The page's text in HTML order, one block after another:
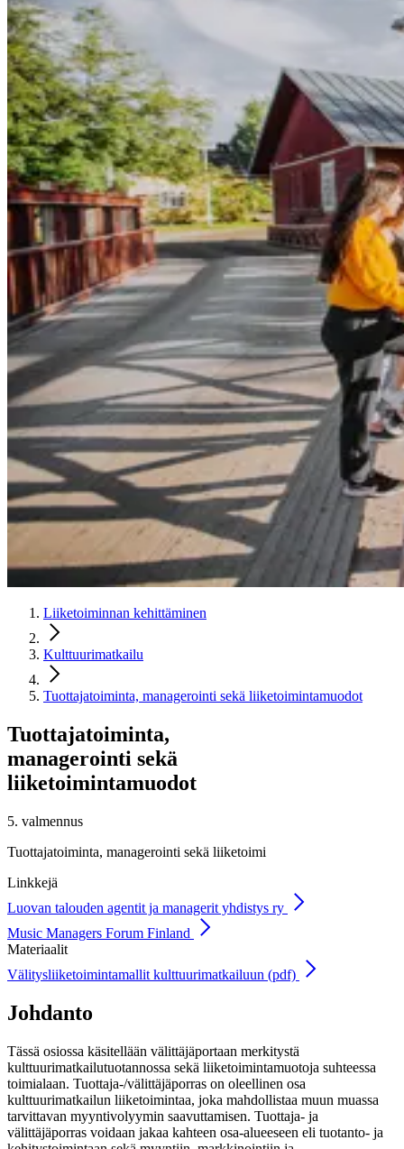
Liiketoiminnan kehittäminen
Kulttuurimatkailu
Tuottajatoiminta, managerointi sekä liiketoimintamuodot
Tuottajatoiminta,
managerointi sekä
liiketoimintamuodot
5. valmennus
Tuottajatoiminta, managerointi sekä liiketoimi
Linkkejä
Luovan talouden agentit ja managerit yhdistys ry
Music Managers Forum Finland
Materiaalit
Välitysliiketoimintamallit kulttuurimatkailuun (pdf)
Johdanto
Tässä osiossa käsitellään välittäjäportaan merkitystä
kulttuurimatkailutuotannossa sekä liiketoimintamuotoja suhteessa
toimialaan. Tuottaja-/välittäjäporras on oleellinen osa
kulttuurimatkailun liiketoimintaa, joka mahdollistaa muun muassa
tarvittavan myyntivolyymin saavuttamisen. Tuottaja- ja
välittäjäporras voidaan jakaa kahteen osa-alueeseen eli tuotanto- ja